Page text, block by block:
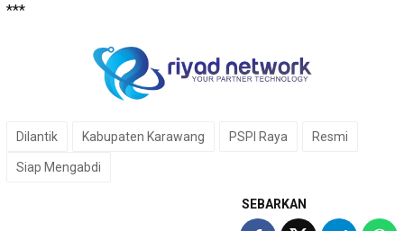
***
Dilantik Kabupaten Karawang PSPI Raya Resmi
Siap Mengabdi
SEBARKAN